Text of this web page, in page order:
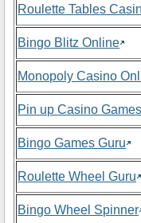
Roulette Tables
Bingo Blitz Online
Monopoly Casino
Pin up Casino
Bingo Games Guru
Roulette Wheel Guru
Bingo Wheel Spinner